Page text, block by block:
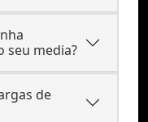
seu media?
de